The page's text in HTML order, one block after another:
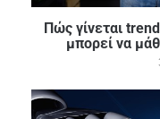
Πώς γίνεται
μπορεί να